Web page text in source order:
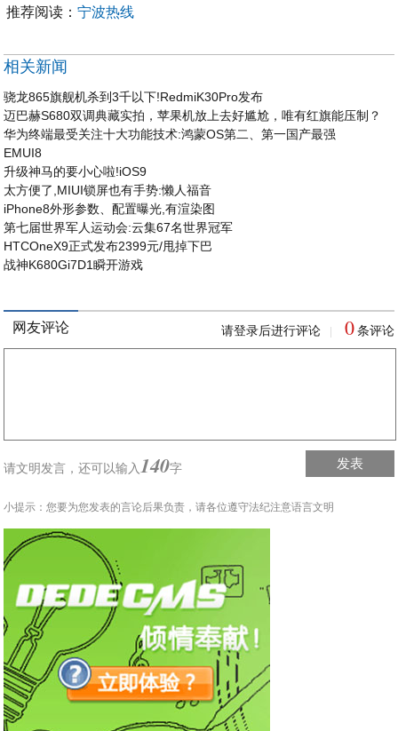
推荐阅读：宁波热线
相关新闻
骁龙865旗舰机杀到3千以下!RedmiK30Pro发布
迈巴赫S680双调典藏实拍，苹果机放上去好尴尬，唯有红旗能压制？
华为终端最受关注十大功能技术:鸿蒙OS第二、第一国产最强
EMUI8
升级神马的要小心啦!iOS9
太方便了,MIUI锁屏也有手势:懒人福音
iPhone8外形参数、配置曝光,有渲染图
第七届世界军人运动会:云集67名世界冠军
HTCOneX9正式发布2399元/甩掉下巴
战神K680Gi7D1瞬开游戏
网友评论 请登录后进行评论 0 条评论
请文明发言，还可以输入140字 发表
小提示：您要为您发表的言论后果负责，请各位遵守法纪注意语言文明